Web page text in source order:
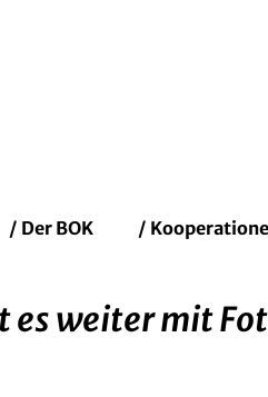
/ Der BOK /
es weiter mit